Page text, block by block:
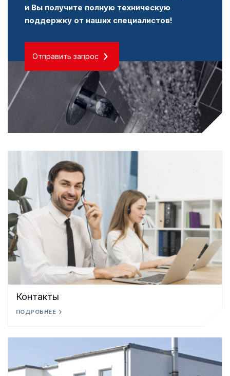
и Вы получите полную техническую
поддержку от наших специалистов!
Отправить запрос
Контакты
ПОДРОБНЕЕ